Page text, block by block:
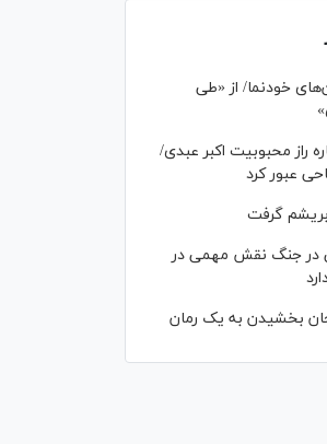
خودنما/ از «طی
راز محبوبیت اکبر عبدی/
عبور کرد
در جنگ نقش مهمی در
جان بخشیدن به یک رمان